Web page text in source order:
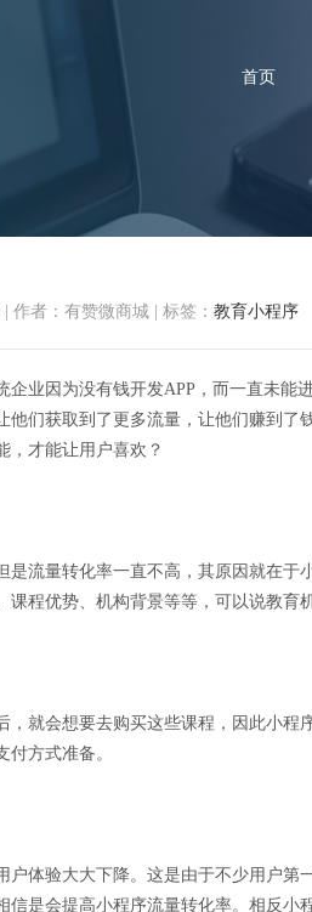
首页
小程序需要加
作者：有赞微商城 标签： 教育小程序
企业因为没有钱开发APP，而一直未
他们获取到了更多流量，让他们赚到
，才能让用户喜欢？
是流量转化率一直不高，其原因就在
课程优势、机构背景等等，可以说教育
，就会想要去购买这些课程，因此小
方式准备。
户体验大大下降。这是由于不少用户
是会提高小程序流量转化率。相反小